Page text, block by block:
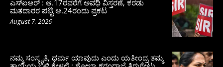
ಎಸ್‌ಐಆರ್‌ : ಆ.17ರವರೆಗೆ ಅವಧಿ ವಿಸ್ತರಣೆ, ಕರಡು
ಮತದಾರರ ಪಟ್ಟಿ ಆ.24ರಂದು ಪ್ರಕಟ
August 7, 2026
ನಮ್ಮ ಸಂಸ್ಕೃತಿ, ಧರ್ಮ ಯಾವುದು ಎಂದು ಯತೀಂದ್ರ ತಮ್ಮ